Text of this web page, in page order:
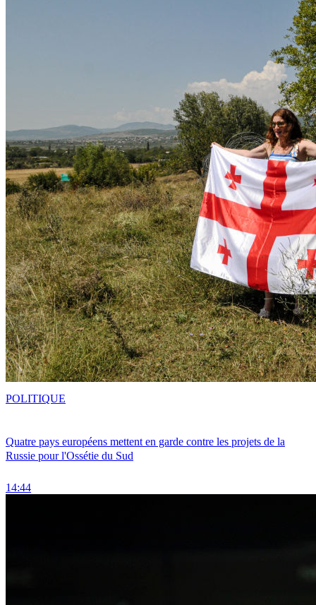
Quatre pays européens mettent en garde contre les projets de la
Russie pour l'Ossétie du Sud
14:44
POLITIQUE